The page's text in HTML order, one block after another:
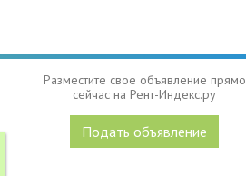
Разместите свое объявление прямо
сейчас на Рент-Индекс.ру
Подать объявление